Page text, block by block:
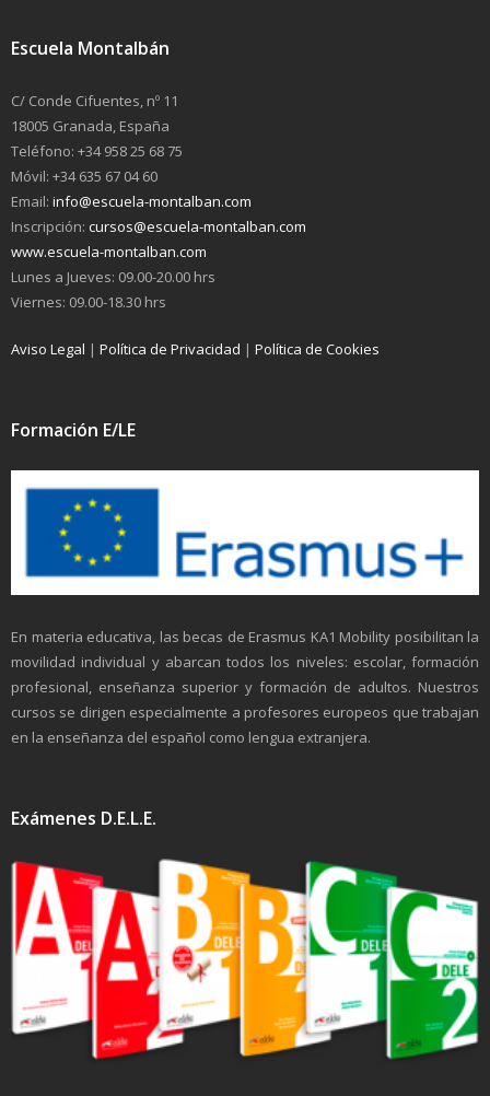
Escuela Montalbán
C/ Conde Cifuentes, nº 11
18005 Granada, España
Teléfono: +34 958 25 68 75
Móvil: +34 635 67 04 60
Email: info@escuela-montalban.com
Inscripción: cursos@escuela-montalban.com
www.escuela-montalban.com
Lunes a Jueves: 09.00-20.00 hrs
Viernes: 09.00-18.30 hrs
Aviso Legal | Política de Privacidad | Política de Cookies
Formación E/LE
En materia educativa, las becas de Erasmus KA1 Mobility posibilitan la
movilidad individual y abarcan todos los niveles: escolar, formación
profesional, enseñanza superior y formación de adultos. Nuestros
cursos se dirigen especialmente a profesores europeos que trabajan
en la enseñanza del español como lengua extranjera.
Exámenes D.E.L.E.